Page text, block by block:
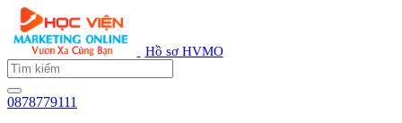
Hồ sơ HVMO
0878779111